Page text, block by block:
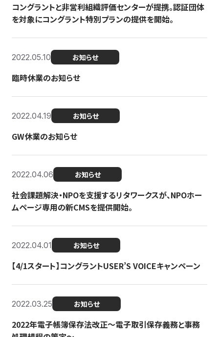
コングラントと非営利組織評価センターが提携。認証団体
を対象にコングラント特別プランの提供を開始。
2022.05.10 お知らせ
臨時休業のお知らせ
2022.04.19 お知らせ
GW休業のお知らせ
2022.04.06 お知らせ
社会課題解決・NPOを支援するリタワークスが、NPOホー
ムページ専用の新CMSを提供開始。
2022.04.01 お知らせ
【4/1スタート】コングラントUSER’S VOICEキャンペーン
2022.03.25 お知らせ
2022年電子帳簿保存法改正～電子取引保存義務と事務